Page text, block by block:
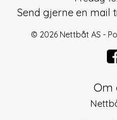
Send gjerne en mail
© 2026 Nettbåt AS -
Om